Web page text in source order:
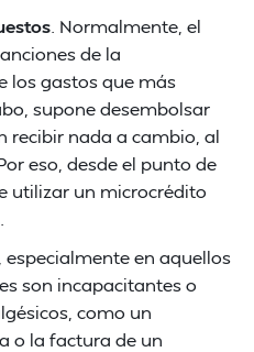
. Normalmente, el
de la
los gastos que más
supone desembolsar
recibir nada a cambio, al
eso, desde el punto de
utilizar un microcrédito
, especialmente en aquellos
son incapacitantes o
como un
o la factura de un